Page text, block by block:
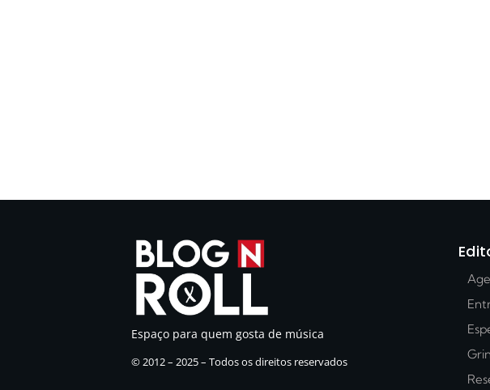
Espaço para quem gosta de música
© 2012 – 2025 – Todos os direitos reservados